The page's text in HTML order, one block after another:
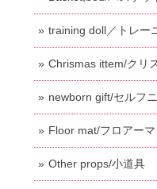
training doll／トレー
Chrismas ittem/クリ
newborn gift/セルフ
Floor mat/フロアーマ
Other props/小道具